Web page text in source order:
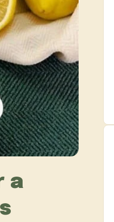
a